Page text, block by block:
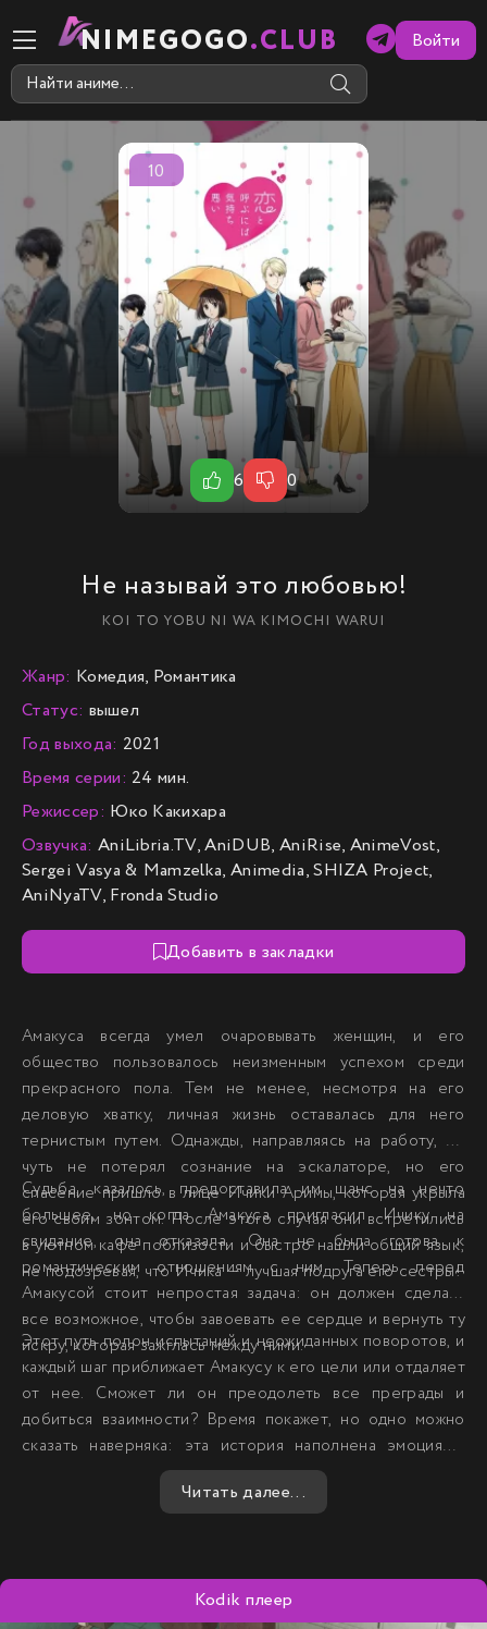
NIMEGOGO.CLUB Войти
Не называй это любовью!
KOI TO YOBU NI WA KIMOCHI WARUI
10
6 0
Жанр: Комедия, Романтика
Статус: вышел
Год выхода: 2021
Время серии: 24 мин.
Режиссер: Юко Какихара
Озвучка: AniLibria.TV, AniDUB, AniRise, AnimeVost,
Sergei Vasya & Mamzelka, Animedia, SHIZA Project,
AniNyaTV, Fronda Studio
Добавить в закладки
Амакуса всегда умел очаровывать женщин, и его
общество пользовалось неизменным успехом среди
прекрасного пола. Тем не менее, несмотря на его
деловую хватку, личная жизнь оставалась для него
тернистым путем. Однажды, направляясь на работу, он
чуть не потерял сознание на эскалаторе, но его
спасение пришло в лице Ичики Аримы, которая укрыла
его своим зонтом. После этого случая они встретились
в уютном кафе поблизости и быстро нашли общий язык,
не подозревая, что Ичика — лучшая подруга его сестры!
Судьба, казалось, предоставила им шанс на нечто
большее, но когда Амакуса пригласил Ичику на
свидание, она отказала. Она не была готова к
романтическим отношениям с ним. Теперь перед
Амакусой стоит непростая задача: он должен сделать
все возможное, чтобы завоевать ее сердце и вернуть ту
искру, которая зажглась между ними.
Этот путь полон испытаний и неожиданных поворотов, и
каждый шаг приближает Амакусу к его цели или отдаляет
от нее. Сможет ли он преодолеть все преграды и
добиться взаимности? Время покажет, но одно можно
сказать наверняка: эта история наполнена эмоциями,
страстью и надеждой на лучшее.
Читать далее...
Kodik плеер